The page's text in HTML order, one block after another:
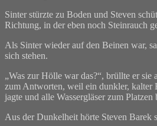
Sinter stürzte zu Boden und Steven
Richtung, in der eben noch Steinrauch
Als Sinter wieder auf den Beinen war,
sich stehen.
„Was zur Hölle war das?“, brüllte er sie
zum Antworten, weil ein dunkler, kalter
jagte und alle Wassergläser zum Platzen
Aus der Dunkelheit hörte Steven Barek